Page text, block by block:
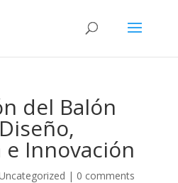
del Balón
Innovación
| 0 comments